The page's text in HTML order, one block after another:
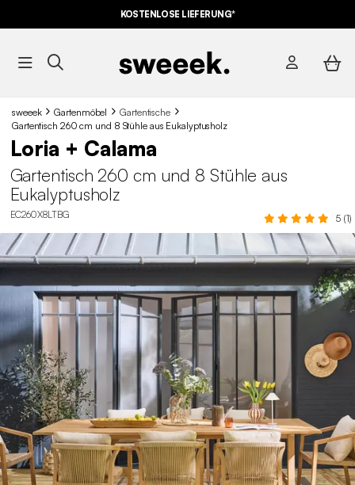
KOSTENLOSE LIEFERUNG*
sweeek Gartenmöbel
Gartentische
Gartentisch 260 cm und 8 Stühle aus Eukalyptusholz
Loria + Calama
Gartentisch 260 cm und 8 Stühle aus
Eukalyptusholz
EC260X8LTBG 5 (1)